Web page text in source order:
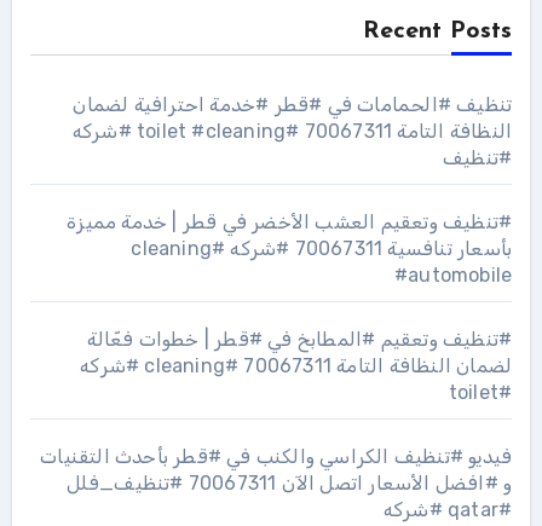
Recent Posts
تنظيف #الحمامات في #قطر #خدمة احترافية لضمان
النظافة التامة 70067311 #toilet #cleaning #شركه
#تنظيف
#تنظيف وتعقيم العشب الأخضر في قطر | خدمة مميزة
بأسعار تنافسية 70067311 #شركه #cleaning
#automobile
#تنظيف وتعقيم #المطابخ في #قطر | خطوات فعّالة
لضمان النظافة التامة 70067311 #cleaning #شركه
#toilet
فيديو #تنظيف الكراسي والكنب في #قطر بأحدث التقنيات
و #افضل الأسعار اتصل الآن 70067311 #تنظيف_فلل
#qatar #شركه